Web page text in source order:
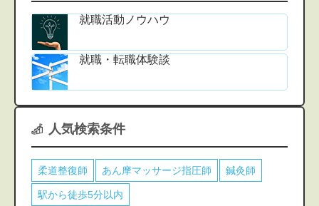
就職活動ノウハウ
就職・転職体験談
人気検索条件
柔道整復師 あん摩マッサージ指圧師 鍼灸師
駅から徒歩5分以内